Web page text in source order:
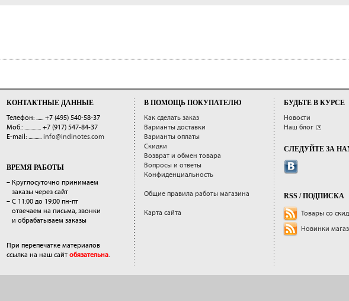
КОНТАКТНЫЕ ДАННЫЕ
Телефон: ...... +7 (495) 540-58-37
Моб.: .............. +7 (917) 547-84-37
E-mail: ........... info@indinotes.com
ВРЕМЯ РАБОТЫ
– Круглосуточно принимаем
заказы через сайт
– С 11:00 до 19:00 пн-пт
отвечаем на письма, звонки
и обрабатываем заказы
При перепечатке материалов
ссылка на наш сайт обязательна.
В ПОМОЩЬ ПОКУПАТЕЛЮ
Как сделать заказ
Варианты доставки
Варианты оплаты
Скидки
Возврат и обмен товара
Вопросы и ответы
Конфиденциальность
Общие правила работы магазина
Карта сайта
БУДЬТЕ В КУРСЕ
Новости
Наш блог
СЛЕДУЙТЕ ЗА
RSS / ПОДПИСКА
Товары со
Новинки